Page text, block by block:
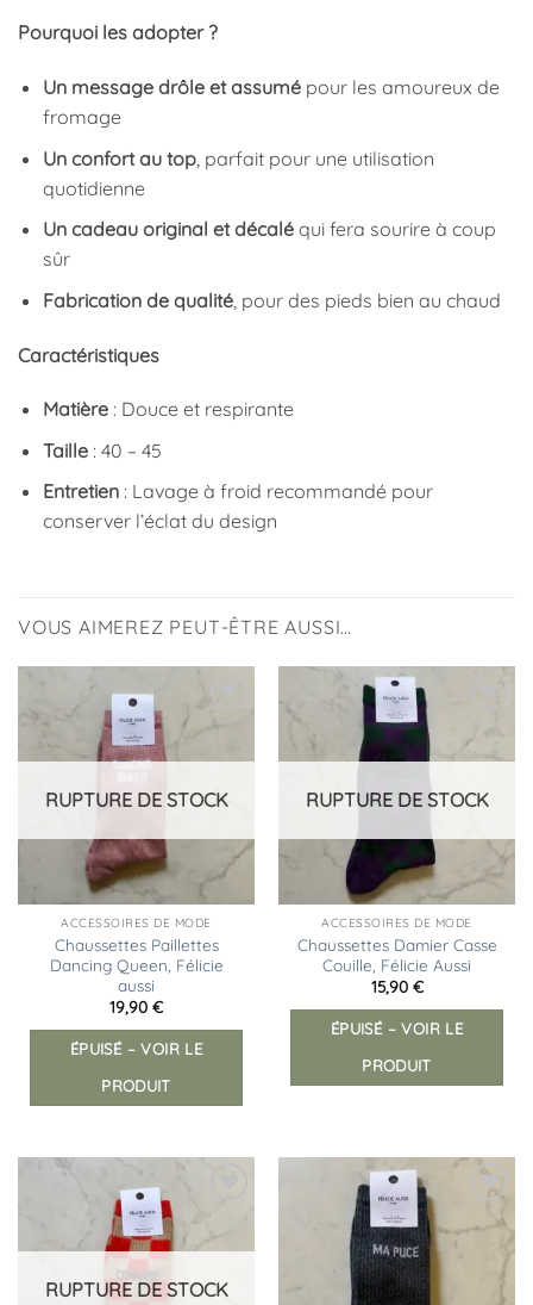
Pourquoi les adopter ?
Un message drôle et assumépour les amoureux de
fromage
Un confort au top, parfait pour une utilisation
quotidienne
Un cadeau original et décaléqui fera sourire à coup
sûr
Fabrication de qualité, pour des pieds bien au chaud
Caractéristiques
Matière: Douce et respirante
Taille: 40 – 45
Entretien: Lavage à froid recommandé pour
conserver l’éclat du design
VOUS AIMEREZ PEUT-ÊTRE AUSSI…
Ajouter
liste
RUPTURE DE STOCK
ACCESSOIRES DE MODE
Chaussettes Paillettes
Dancing Queen, Félicie
aussi
19,90 €
ÉPUISÉ – VOIR LE
PRODUIT
à la
liste
RUPTURE DE STOCK
ACCESSOIRES DE MODE
Chaussettes Damier Casse
Couille, Félicie Aussi
15,90 €
ÉPUISÉ – VOIR LE
PRODUIT
Ajouter
à la
liste
RUPTURE DE STOCK
Ajouter
à la